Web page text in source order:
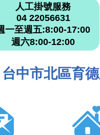
人工掛號服務
04 22056631
一至週五:8:00-17:00
週六8:00-12:00
中市北區育